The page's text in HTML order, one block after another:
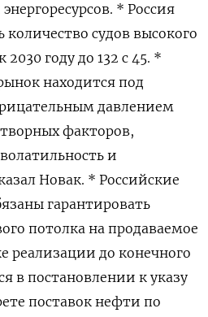
* Россия
судов высокого
2030 году до 132 с 45. *
находится под
давлением
факторов,
и
Новак. * Российские
гарантировать
потолка на продаваемое
реализации до конечного
в постановлении к указу
поставок нефти по